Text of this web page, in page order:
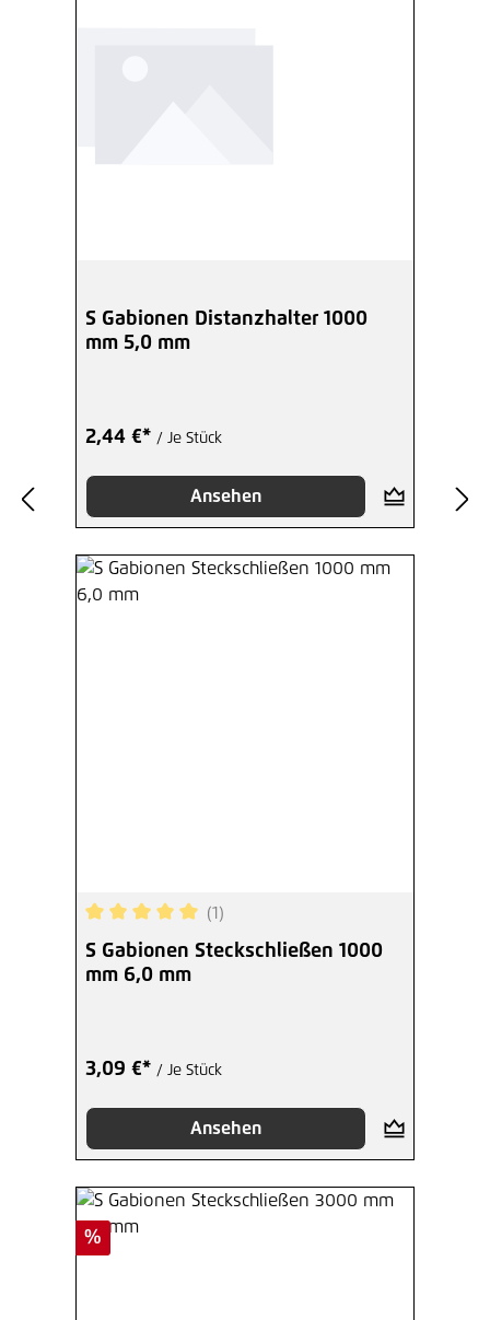
S Gabionen Distanzhalter 1000
mm 5,0 mm
2,44 €* / Je Stück
Ansehen
Durchschnittliche Bewertung von 5 von 5
(1)
S Gabionen Steckschließen 1000
mm 6,0 mm
3,09 €* / Je Stück
Ansehen
Rabatt
%